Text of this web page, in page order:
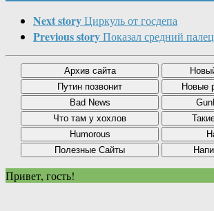
Next storyЦиркуль от госдепа
Previous storyПоказал средний палец
Привет, гость!